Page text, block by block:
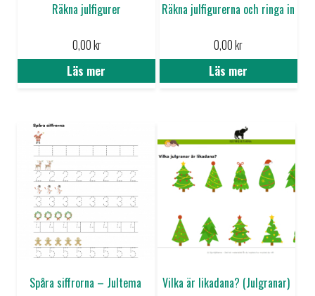
Räkna julfigurer
0,00kr
Läs mer
Räkna julfigurerna och ringa in
0,00kr
Läs mer
Spåra siffrorna – Jultema Vilka är likadana? (Julgranar)